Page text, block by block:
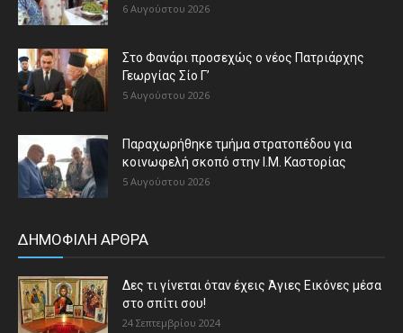
6 Αυγούστου 2026
Στο Φανάρι προσεχώς ο νέος Πατριάρχης
Γεωργίας Σίο Γ’
5 Αυγούστου 2026
Παραχωρήθηκε τμήμα στρατοπέδου για
κοινωφελή σκοπό στην Ι.Μ. Καστορίας
5 Αυγούστου 2026
ΔΗΜΟΦΙΛΗ ΑΡΘΡΑ
Δες τι γίνεται όταν έχεις Άγιες Εικόνες μέσα
στο σπίτι σου!
24 Σεπτεμβρίου 2024